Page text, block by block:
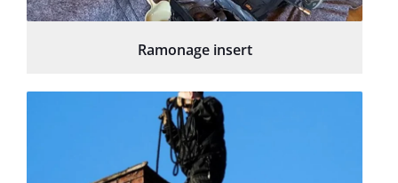
Ramonage insert